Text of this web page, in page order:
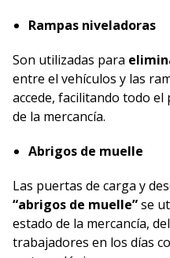
Rampas niveladoras
Son utilizadas para
entre el vehículos y las
accede, facilitando todo el
de la mercancía.
Abrigos de muelle
Las puertas de carga y
“abrigos de muelle”se
estado de la mercancía,
trabajadores en los días